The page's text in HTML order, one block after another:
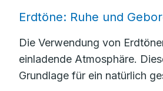
Erdtöne: Ruhe und
Die Verwendung von
einladende Atmosphäre.
Grundlage für ein natürlich